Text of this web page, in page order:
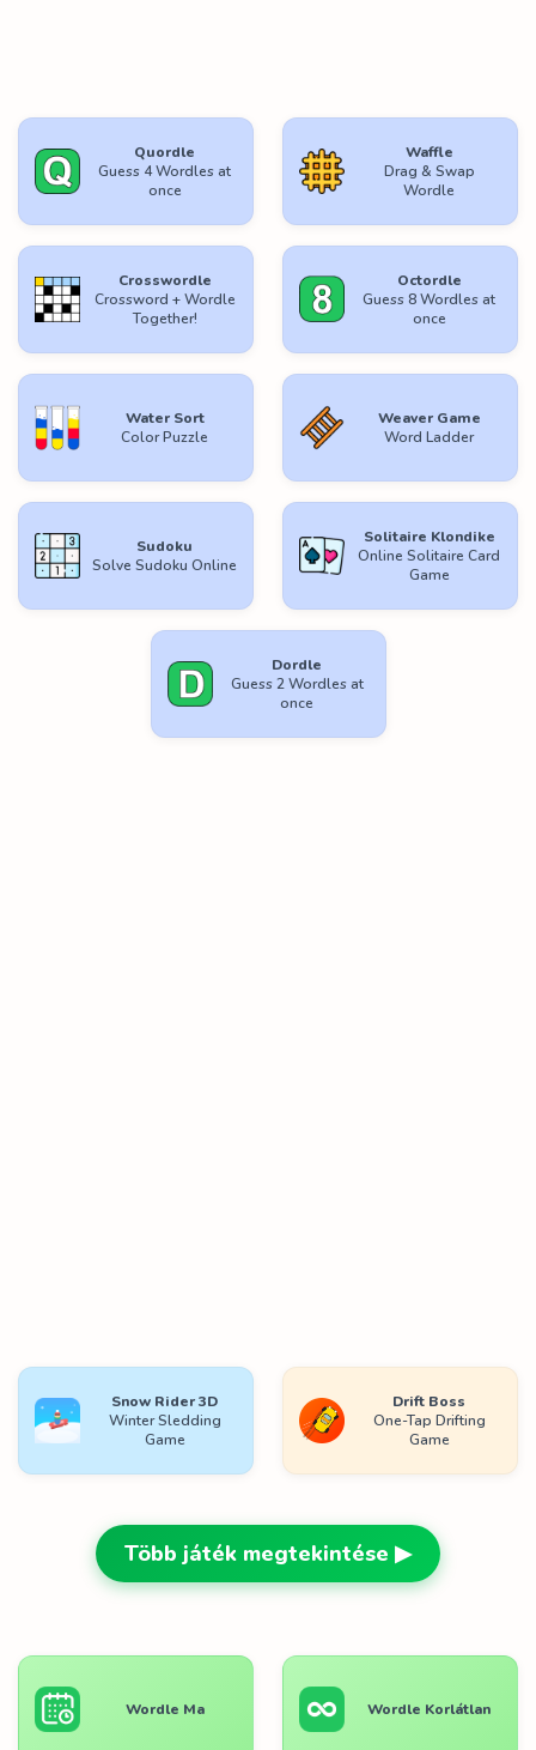
Quordle
Guess 4 Wordles at
once
Waffle
Drag & Swap
Wordle
Crosswordle
Crossword + Wordle
Together!
Octordle
Guess 8 Wordles at
once
Water Sort
Color Puzzle
Weaver Game
Word Ladder
Sudoku
Solve Sudoku Online
Solitaire Klondike
Online Solitaire Card
Game
Dordle
Guess 2 Wordles at
once
Snow Rider 3D
Winter Sledding
Game
Drift Boss
One-Tap Drifting
Game
Több játék megtekintése ▶
Wordle Ma Wordle Korlátlan